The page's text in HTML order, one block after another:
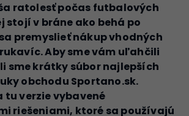
ratolesť počas futbalových
stojí v bráne ako behá po
premyslieť nákup vhodných
Aby sme vám uľahčili
sme krátky súbor najlepších
obchodu Sportano.sk.
tu verzie vybavené
riešeniami, ktoré sa používajú